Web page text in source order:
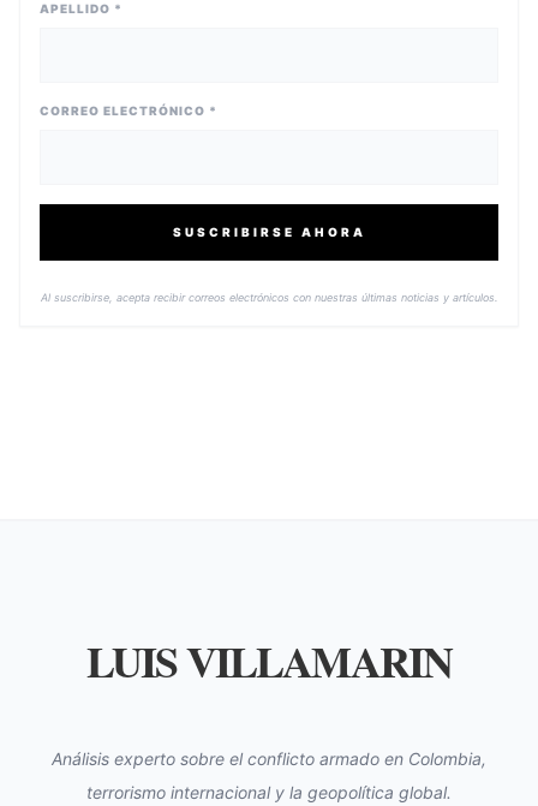
APELLIDO *
CORREO ELECTRÓNICO *
SUSCRIBIRSE AHORA
Al suscribirse, acepta recibir correos electrónicos con nuestras últimas noticias y artículos.
LUIS VILLAMARIN
Análisis experto sobre el conflicto armado en Colombia,
terrorismo internacional y la geopolítica global.